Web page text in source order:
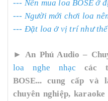
--- Nên mua loa BOSE ở
--- Người mới chơi loa
--- Đặt loa ở vị trí như
► An Phú Audio –
loa nghe nhạc các
BOSE... cung cấp và
chuyên nghiệp,